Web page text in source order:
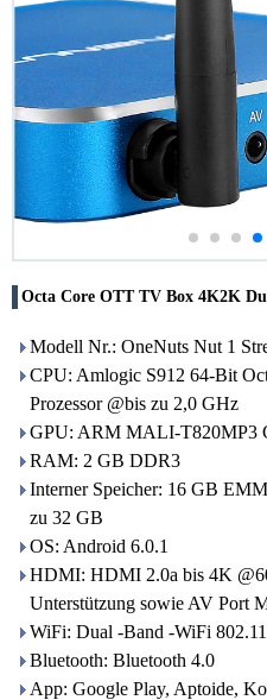
Octa Core OTT TV Box 4K2K
Modell Nr.: OneNuts Nut 1
CPU: Amlogic S912 64-Bit
Prozessor @bis zu 2,0 GHz
GPU: ARM MALI-T820MP3
RAM: 2 GB DDR3
Interner Speicher: 16 GB
zu 32 GB
OS: Android 6.0.1
HDMI: HDMI 2.0a bis 4K
Unterstützung sowie AV Port
WiFi: Dual -Band -WiFi
Bluetooth: Bluetooth 4.0
App: Google Play, Aptoide,